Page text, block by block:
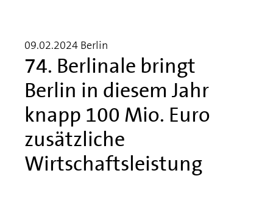
74. Berlinale bringt
Berlin in diesem Jahr
knapp 100 Mio. Euro
zusätzliche
Wirtschaftsleistung
09.02.2024 Berlin